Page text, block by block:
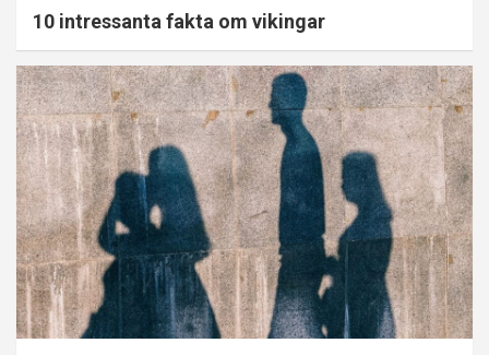
10 intressanta fakta om vikingar